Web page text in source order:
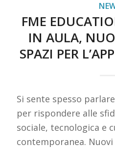
FME
IN AULA,
SPAZI PER
Si sente spesso
per rispondere alle
sociale, tecnologica e
contemporanea.